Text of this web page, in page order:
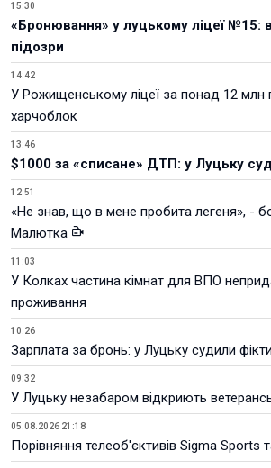
15:30
«Бронювання» у луцькому ліцеї №15:
підозри
14:42
У Рожищенському ліцеї за понад 12 млн
харчоблок
13:46
$1000 за «списане» ДТП: у Луцьку
12:51
«Не знав, що в мене пробита легеня», -
Малютка
11:03
У Колках частина кімнат для ВПО
проживання
10:26
Зарплата за бронь: у Луцьку судили
09:32
У Луцьку незабаром відкриють
05.08.2026 21:18
Порівняння телеоб'єктивів Sigma Sports